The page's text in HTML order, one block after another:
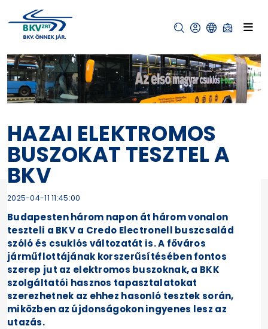
HAZAI ELEKTROMOS
BUSZOKAT TESZTEL A
BKV
2025-04-11 11:45:00
Budapesten három napon át három vonalon
teszteli a BKV a Credo Electronell buszcsalád
szóló és csuklós változatát is. A főváros
járműflottájának korszerűsítésében fontos
szerep jut az elektromos buszoknak, a BKK
szolgáltatói hasznos tapasztalatokat
szerezhetnek az ehhez hasonló tesztek során,
miközben az újdonságokon ingyenes lesz az
utazás.